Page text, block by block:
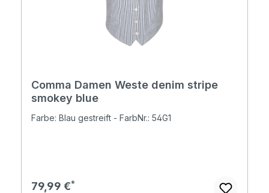
Comma Damen Weste denim stripe
smokey blue
Farbe: Blau gestreift - FarbNr.: 54G1
Regulärer Preis:
79,99 €